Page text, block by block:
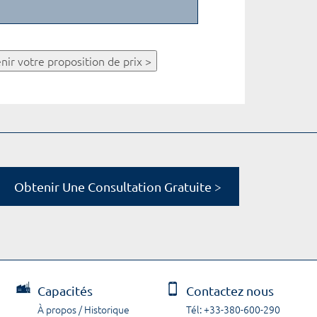
votre proposition de prix >
Obtenir Une Consultation Gratuite >
Capacités
À propos / Historique
Contactez nous
Tél: +33-380-600-290